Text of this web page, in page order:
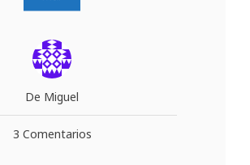
De Miguel
3 Comentarios